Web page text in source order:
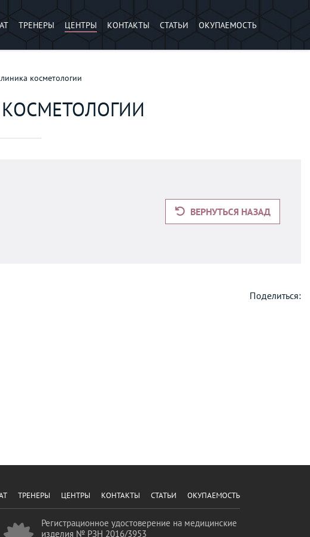
ТРЕНЕРЫ ЦЕНТРЫ КОНТАКТЫ СТАТЬИ ОКУПАЕМОСТЬ
косметологии
КОСМЕТОЛОГИИ
ВЕРНУТЬСЯ НАЗАД
Поделиться:
ТРЕНЕРЫ ЦЕНТРЫ КОНТАКТЫ СТАТЬИ ОКУПАЕМОСТЬ
Регистрационное удостоверение на медицинские
изделия № РЗН 2016/3953